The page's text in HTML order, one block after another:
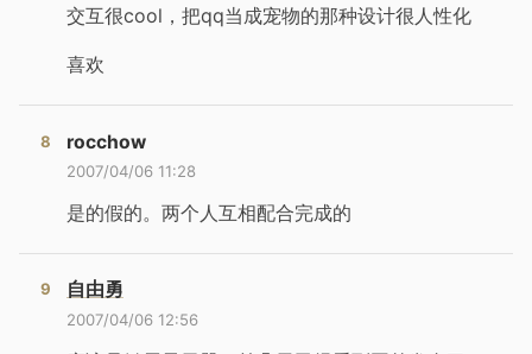
交互很cool，把qq当成宠物的那种设计很人性化
喜欢
rocchow
2007/04/06 11:28
是的假的。两个人互相配合完成的
自由勇
2007/04/06 12:56